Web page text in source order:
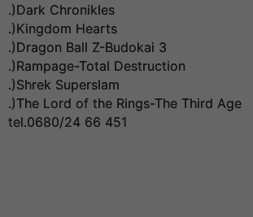
.)Dark Chronikles
.)Kingdom Hearts
.)Dragon Ball Z-Budokai 3
.)Rampage-Total Destruction
.)Shrek Superslam
.)The Lord of the Rings-The Third Age
tel.0680/24 66 451